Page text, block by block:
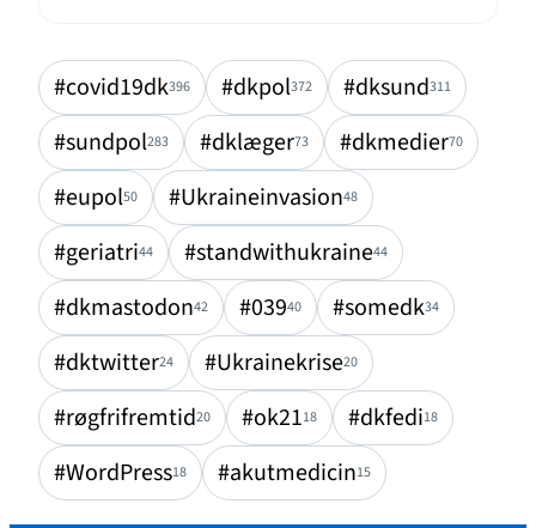
#covid19dk396 #dkpol372 #dksund311
#sundpol283 #dklæger73 #dkmedier70
#eupol50 #Ukraineinvasion48
#geriatri44 #standwithukraine44
#dkmastodon42 #03940 #somedk34
#dktwitter24 #Ukrainekrise20
#røgfrifremtid20 #ok2118 #dkfedi18
#WordPress18 #akutmedicin15